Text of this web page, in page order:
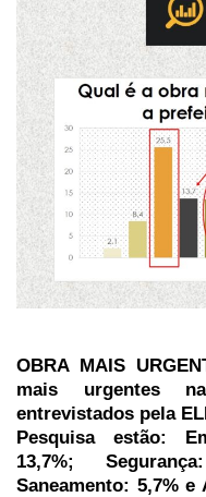
OBRA MAIS
mais urgentes
entrevistados pela
Pesquisa estão:
13,7%;
Saneamento: 5,7% e